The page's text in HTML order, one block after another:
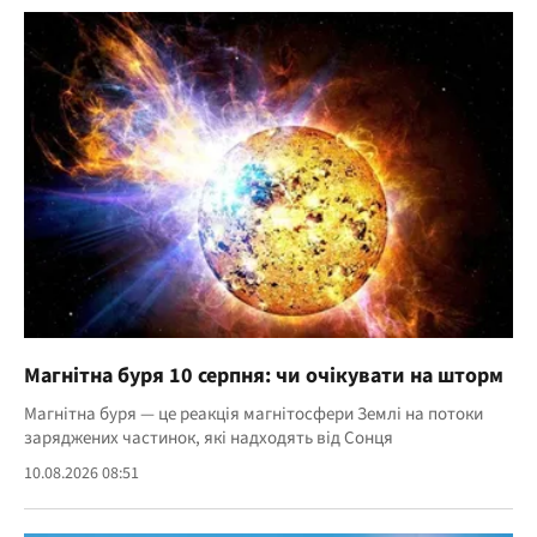
Магнітна буря 10 серпня: чи очікувати на шторм
Магнітна буря — це реакція магнітосфери Землі на потоки
заряджених частинок, які надходять від Сонця
10.08.2026 08:51